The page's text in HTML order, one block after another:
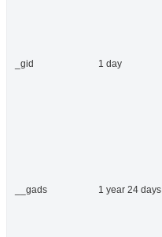
_gid 1 day
__gads 1 year 24 days